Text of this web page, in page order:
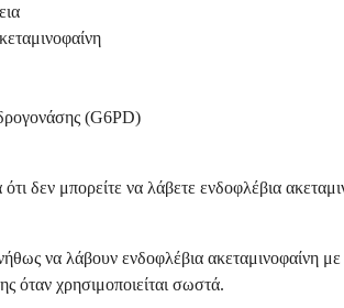
(G6PD)
δεν μπορείτε να λάβετε ενδοφλέβια
να λάβουν ενδοφλέβια ακεταμινοφαίνη
όταν χρησιμοποιείται σωστά.